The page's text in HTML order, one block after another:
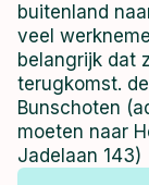
buitenland
veel
belangrijk dat
terugkomst.
Bunschoten
moeten naar
Jadelaan 143)